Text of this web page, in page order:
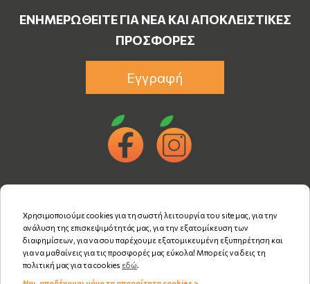
ΕΝΗΜΕΡΩΘΕΊΤΕ ΓΙΑ ΝΈΑ ΚΑΙ ΑΠΟΚΛΕΙΣΤΙΚΈΣ
ΠΡΟΣΦΟΡΈΣ
Εγγραφή
Χρησιμοποιούμε cookies για τη σωστή λειτουργία του site μας, για την
ανάλυση της επισκεψιμότητάς μας, για την εξατομίκευση των
διαφημίσεων, για να σου παρέχουμε εξατομικευμένη εξυπηρέτηση και
για να μαθαίνεις για τις προσφορές μας εύκολα! Μπορείς να δεις τη
πολιτική μας για τα cookies εδώ.